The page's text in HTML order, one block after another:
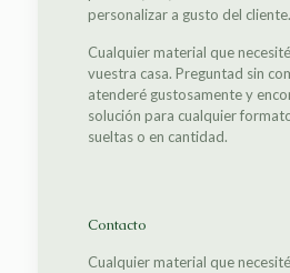
personalizar a gusto del cliente.
Cualquier material que
vuestra casa. Preguntad sin
atenderé gustosamente y
solución para cualquier
sueltas o en cantidad.
Contacto
Cualquier material que